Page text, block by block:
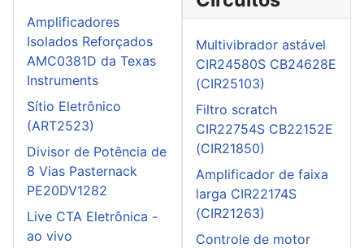
Amplificadores
Isolados Reforçados
AMC0381D da Texas
Instruments
Sítio Eletrônico
(ART2523)
Divisor de Potência de
8 Vias Pasternack
PE20DV1282
Live CTA Eletrônica -
ao vivo
Multivibrador astável
CIR24580S CB24628E
(CIR25103)
Filtro scratch
CIR22754S CB22152E
(CIR21850)
Amplificador de faixa
larga CIR22174S
(CIR21263)
Controle de motor